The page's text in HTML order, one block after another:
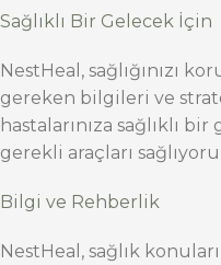
Sağlıklı Bir Gelecek İçin
NestHeal, sağlığınızı
gereken bilgileri ve
hastalarınıza sağlıklı
gerekli araçları
Bilgi ve Rehberlik
NestHeal, sağlık